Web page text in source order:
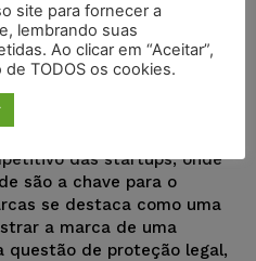
do
para Startups
2024
das startups, onde
são a chave para o
se destaca como uma
a marca de uma
questão de proteção legal,
site para fornecer a
lembrando suas
Ao clicar em “Aceitar”,
TODOS os cookies.